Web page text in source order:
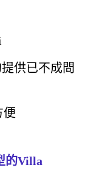
供已不成問
便
的Villa